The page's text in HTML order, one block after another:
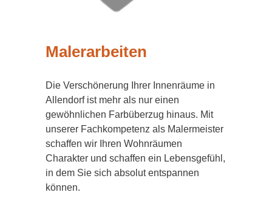
Malerarbeiten
Die Verschönerung Ihrer Innenräume in
Allendorf ist mehr als nur einen
gewöhnlichen Farbüberzug hinaus. Mit
unserer Fachkompetenz als Malermeister
schaffen wir Ihren Wohnräumen
Charakter und schaffen ein Lebensgefühl,
in dem Sie sich absolut entspannen
können.